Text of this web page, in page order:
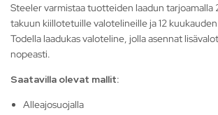
Steeler varmistaa tuotteiden laadun tarjoamalla
takuun kiillotetuille valotelineille ja 12
Todella laadukas valoteline, jolla asennat
nopeasti.
Saatavilla olevat mallit:
Alleajosuojalla